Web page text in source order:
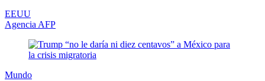
EEUU
Agencia AFP
Mundo